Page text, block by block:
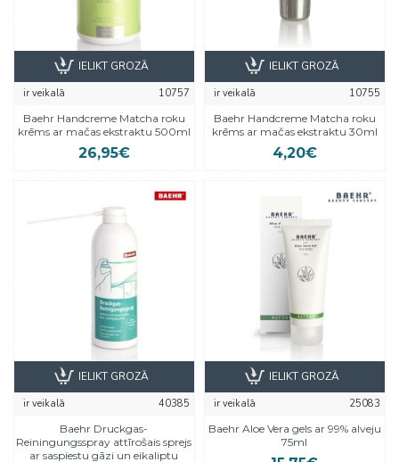
ir veikalā
10757
Baehr Handcreme Matcha roku
krēms ar mačas ekstraktu 500ml
26,95€
IELIKT GROZĀ
ir veikalā
10755
Baehr Handcreme Matcha roku
krēms ar mačas ekstraktu 30ml
4,20€
IELIKT GROZĀ
ir veikalā
40385
Baehr Druckgas-
Reiningungsspray attīrošais sprejs
ar saspiestu gāzi un eikaliptu
IELIKT GROZĀ
ir veikalā
25083
Baehr Aloe Vera gels ar 99% alveju
75ml
IELIKT GROZĀ